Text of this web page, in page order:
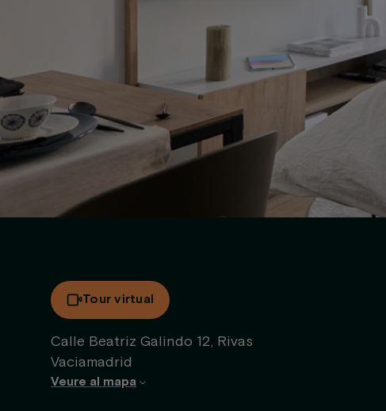
Tour virtual
Calle Beatriz Galindo 12, Rivas
Vaciamadrid
Veure al mapa